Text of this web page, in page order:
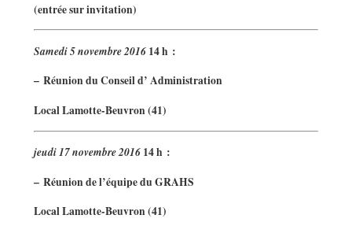
(entrée sur invitation)
Samedi 5 novembre 201614 h :
– Réunion du Conseil d’ Administration
Local Lamotte-Beuvron (41)
jeudi 17 novembre 201614 h :
– Réunion de l’équipe du GRAHS
Local Lamotte-Beuvron (41)